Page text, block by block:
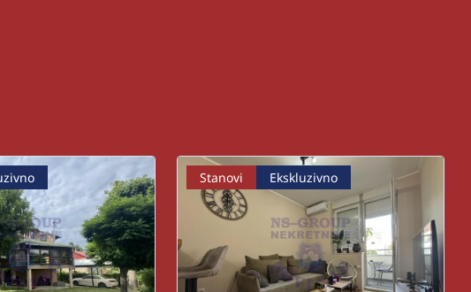
Stanovi Ekskluzivno